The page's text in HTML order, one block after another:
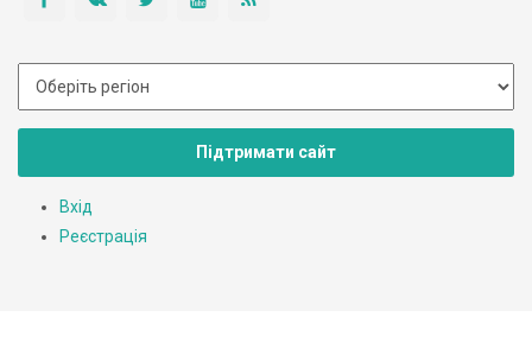
Підтримати сайт
Вхід
Реєстрація